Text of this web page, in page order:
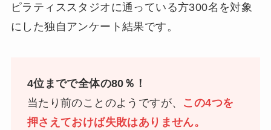
ピラティススタジオに通っている方300名を対象
にした独自アンケート結果です。
4位までで全体の80％！
当たり前のことのようですが、 この4つを
押さえておけば失敗はありません。